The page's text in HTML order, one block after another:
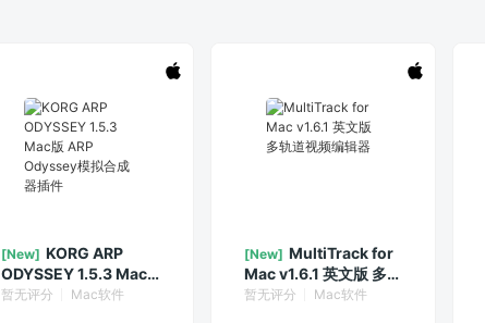
[New] KORG ARP
ODYSSEY 1.5.3 Mac
版 ARP Odyssey模拟
暂无评分 Mac软件
[New] MultiTrack for
Mac v1.6.1 英文版 多轨
道视频编辑器
暂无评分 Mac软件